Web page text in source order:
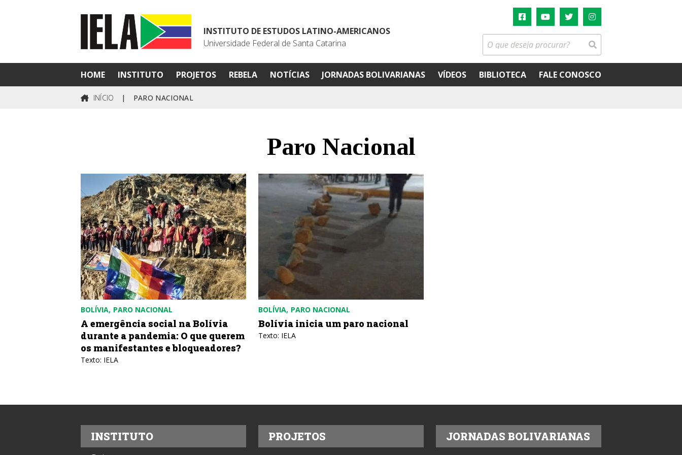
INSTITUTO DE ESTUDOS LATINO-AMERICANOS
Universidade Federal de Santa Catarina
HOME INSTITUTO PROJETOS REBELA NOTÍCIAS JORNADAS BOLIVARIANAS VÍDEOS BIBLIOTECA FALE CONOSCO
INÍCIO | PARO NACIONAL
Paro Nacional
BOLÍVIA PARO NACIONAL
A emergência social na Bolívia
durante a pandemia: O que querem
os manifestantes e bloqueadores?
Texto: IELA
BOLÍVIA PARO NACIONAL
Bolívia inicia um paro nacional
Texto: IELA
INSTITUTO PROJETOS JORNADAS BOLIVARIANAS